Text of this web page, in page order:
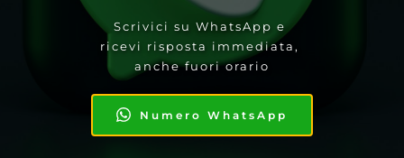
Scrivici su WhatsApp e
ricevi risposta immediata,
anche fuori orario
Numero WhatsApp